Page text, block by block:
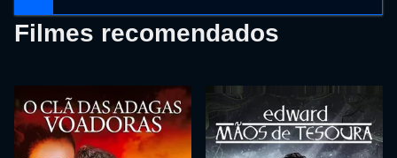
Filmes recomendados